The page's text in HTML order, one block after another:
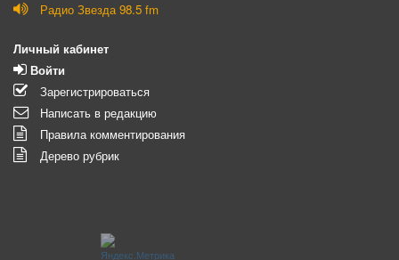
Радио Звезда 98.5 fm
Личный кабинет
Войти
Зарегистрироваться
Написать в редакцию
Правила комментирования
Дерево рубрик